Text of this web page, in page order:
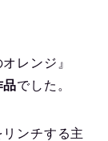
レンジ』
品でした。
ンチする主